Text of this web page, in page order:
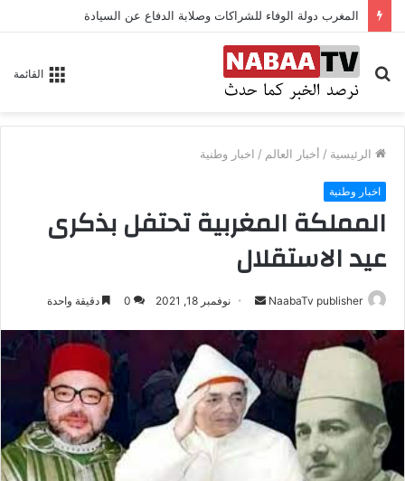
المغرب دولة الوفاء للشراكات وصلابة الدفاع عن السيادة
القائمة
بحث
عن
الرئيسية / أخبار العالم / اخبار وطنية
اخبار وطنية
المملكة المغربية تحتفل بذكرى
عيد الاستقلال
NaabaTv publisher
س
ل
ب
ر
نوفمبر 18, 2021 0 دقيقة واحدة